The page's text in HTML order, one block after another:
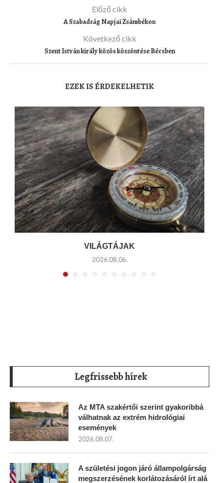
Előző cikk
A Szabadság Napjai Zsámbékon
Következő cikk
Szent István király közös köszöntése Bécsben
EZEK IS ÉRDEKELHETIK
VILÁGTÁJAK
2026.08.06.
Legfrissebb hírek
Az MTA szakértői szerint gyakoribbá
válhatnak az extrém hidrológiai
események
2026.08.07.
A születési jogon járó állampolgárság
megszerzésének korlátozásáról írt alá